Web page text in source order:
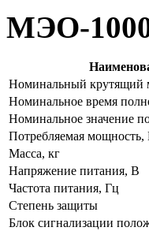
МЭО-
Номинальный крутящий
Номинальное время
Номинальное значение
Потребляемая
Масса, кг
Напряжение питания, В
Частота питания, Гц
Степень защиты
Блок сигнализации